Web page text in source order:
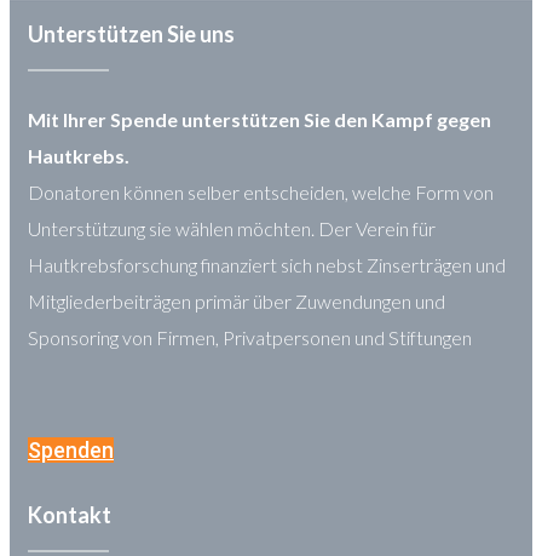
Unterstützen Sie uns
Mit Ihrer Spende unterstützen Sie den Kampf gegen
Hautkrebs.
Donatoren können selber entscheiden, welche Form von
Unterstützung sie wählen möchten. Der Verein für
Hautkrebsforschung finanziert sich nebst Zinserträgen und
Mitgliederbeiträgen primär über Zuwendungen und
Sponsoring von Firmen, Privatpersonen und Stiftungen
Spenden
Kontakt